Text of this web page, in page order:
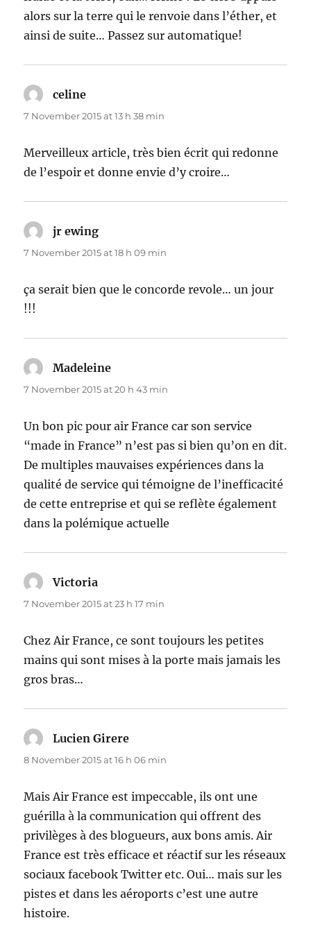
alors sur la terre qui le renvoie dans l’éther, et
ainsi de suite… Passez sur automatique!
celine
7 November 2015 at 13 h 38 min
Merveilleux article, très bien écrit qui redonne
de l’espoir et donne envie d’y croire…
jr ewing
7 November 2015 at 18 h 09 min
ça serait bien que le concorde revole… un jour
!!!
Madeleine
7 November 2015 at 20 h 43 min
Un bon pic pour air France car son service
“made in France” n’est pas si bien qu’on en dit.
De multiples mauvaises expériences dans la
qualité de service qui témoigne de l’inefficacité
de cette entreprise et qui se reflète également
dans la polémique actuelle
Victoria
7 November 2015 at 23 h 17 min
Chez Air France, ce sont toujours les petites
mains qui sont mises à la porte mais jamais les
gros bras…
Lucien Girere
8 November 2015 at 16 h 06 min
Mais Air France est impeccable, ils ont une
guérilla à la communication qui offrent des
privilèges à des blogueurs, aux bons amis. Air
France est très efficace et réactif sur les réseaux
sociaux facebook Twitter etc. Oui… mais sur les
pistes et dans les aéroports c’est une autre
histoire.